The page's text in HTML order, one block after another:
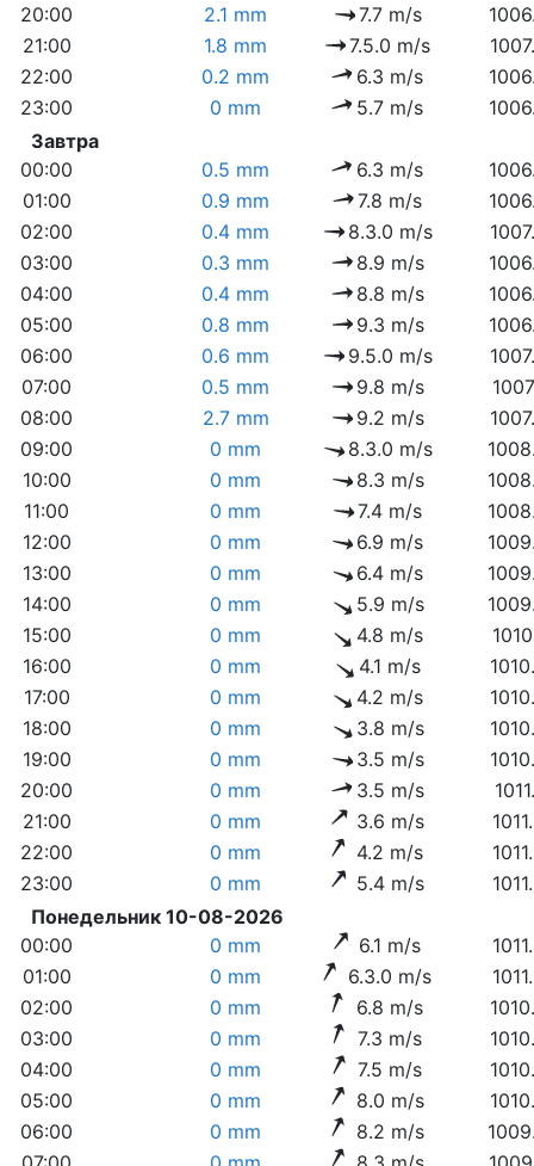
20:00
2.1 mm 7.7 m/s
21:00
1.8 mm 7.5.0 m/s
22:00
0.2 mm 6.3 m/s
23:00
0 mm 5.7 m/s
Завтра
00:00
0.5 mm 6.3 m/s
01:00
0.9 mm 7.8 m/s
02:00
0.4 mm 8.3.0 m/s
03:00
0.3 mm 8.9 m/s
04:00
0.4 mm 8.8 m/s
05:00
0.8 mm 9.3 m/s
06:00
0.6 mm 9.5.0 m/s
07:00
0.5 mm 9.8 m/s
08:00
2.7 mm 9.2 m/s
09:00
0 mm 8.3.0 m/s
10:00
0 mm 8.3 m/s
11:00
0 mm 7.4 m/s
12:00
0 mm 6.9 m/s
13:00
0 mm 6.4 m/s
14:00
0 mm 5.9 m/s
15:00
0 mm 4.8 m/s
16:00
0 mm 4.1 m/s
17:00
0 mm 4.2 m/s
18:00
0 mm 3.8 m/s
19:00
0 mm 3.5 m/s
20:00
0 mm 3.5 m/s
21:00
0 mm 3.6 m/s
22:00
0 mm 4.2 m/s
23:00
0 mm 5.4 m/s
Понедельник 10-08-2026
00:00
0 mm 6.1 m/s
01:00
0 mm 6.3.0 m/s
02:00
0 mm 6.8 m/s
03:00
0 mm 7.3 m/s
04:00
0 mm 7.5 m/s
05:00
0 mm 8.0 m/s
06:00
0 mm 8.2 m/s